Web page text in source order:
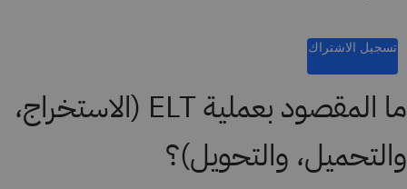
تسجيل الاشتراك
ما المقصود بعملية ELT (الاستخراج،
والتحميل، والتحويل)؟